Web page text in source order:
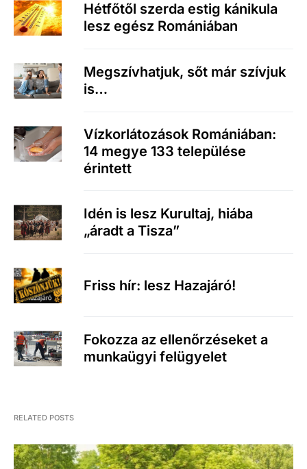
Hétfőtől szerda estig kánikula
lesz egész Romániában
Megszívhatjuk, sőt már szívjuk
is…
Vízkorlátozások Romániában:
14 megye 133 települése
érintett
Idén is lesz Kurultaj, hiába
„áradt a Tisza”
Friss hír: lesz Hazajáró!
Fokozza az ellenőrzéseket a
munkaügyi felügyelet
RELATED POSTS